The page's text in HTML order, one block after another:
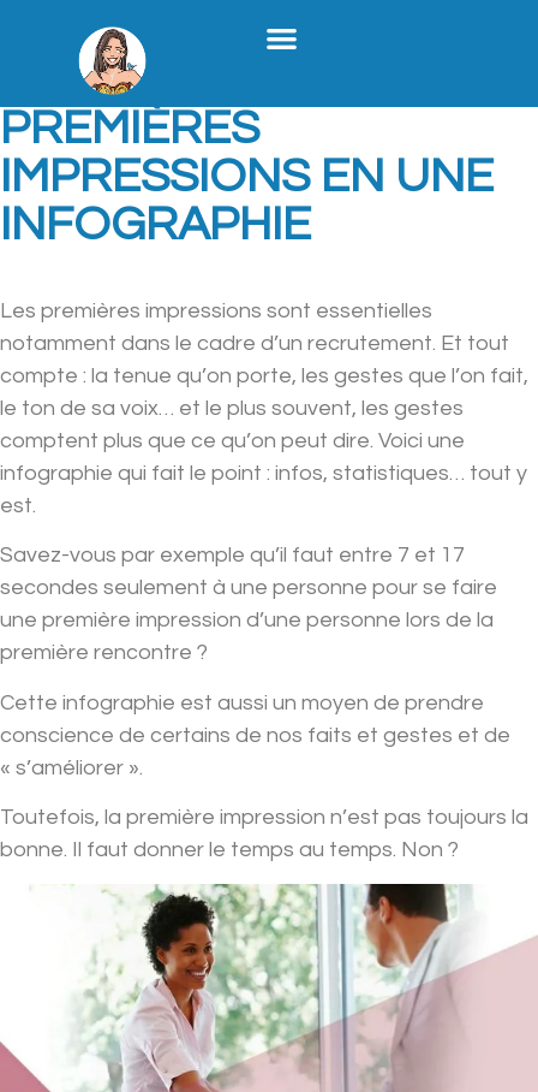
LA FORCE DES
PREMIÈRES
IMPRESSIONS EN UNE
INFOGRAPHIE
Les premières impressions sont essentielles
notamment dans le cadre d’un recrutement. Et tout
compte : la tenue qu’on porte, les gestes que l’on fait,
le ton de sa voix… et le plus souvent, les gestes
comptent plus que ce qu’on peut dire. Voici une
infographie qui fait le point : infos, statistiques… tout y
est.
Savez-vous par exemple qu’il faut entre 7 et 17
secondes seulement à une personne pour se faire
une première impression d’une personne lors de la
première rencontre ?
Cette infographie est aussi un moyen de prendre
conscience de certains de nos faits et gestes et de
« s’améliorer ».
Toutefois, la première impression n’est pas toujours la
bonne. Il faut donner le temps au temps. Non ?